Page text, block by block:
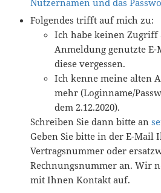
Nutzernamen und das
Folgendes trifft auf mich zu:
Ich habe keinen Zugriff
Anmeldung genutzte E-
diese vergessen.
Ich kenne meine alten
mehr (Loginname/
dem 2.12.2020).
Schreiben Sie dann bitte an
Geben Sie bitte in der E-
Vertragsnummer oder
Rechnungsnummer an. Wir
mit Ihnen Kontakt auf.